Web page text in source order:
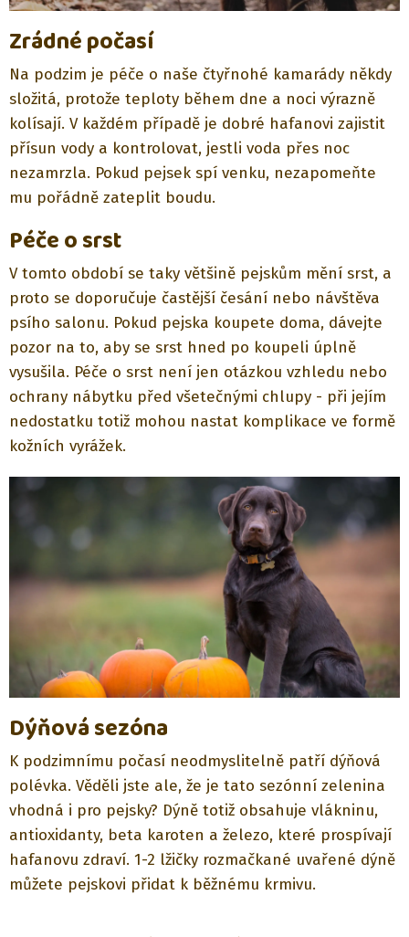
Zrádné počasí
Na podzim je péče o naše čtyřnohé kamarády někdy
složitá, protože teploty během dne a noci výrazně
kolísají. V každém případě je dobré hafanovi zajistit
přísun vody a kontrolovat, jestli voda přes noc
nezamrzla. Pokud pejsek spí venku, nezapomeňte
mu pořádně zateplit boudu.
Péče o srst
V tomto období se taky většině pejskům mění srst, a
proto se doporučuje častější česání nebo návštěva
psího salonu. Pokud pejska koupete doma, dávejte
pozor na to, aby se srst hned po koupeli úplně
vysušila. Péče o srst není jen otázkou vzhledu nebo
ochrany nábytku před všetečnými chlupy - při jejím
nedostatku totiž mohou nastat komplikace ve formě
kožních vyrážek.
Dýňová sezóna
K podzimnímu počasí neodmyslitelně patří dýňová
polévka. Věděli jste ale, že je tato sezónní zelenina
vhodná i pro pejsky? Dýně totiž obsahuje vlákninu,
antioxidanty, beta karoten a železo, které prospívají
hafanovu zdraví. 1-2 lžičky rozmačkané uvařené dýně
můžete pejskovi přidat k běžnému krmivu.